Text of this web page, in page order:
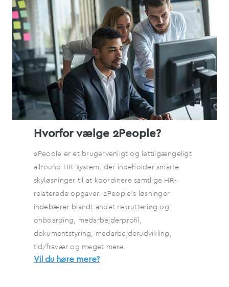
Hvorfor vælge 2People?
2People er et brugervenligt og lettilgængeligt
allround HR-system, der indeholder smarte
skyløsninger til at koordinere samtlige HR-
relaterede opgaver. 2People's løsninger
indebærer blandt andet rekruttering og
onboarding, medarbejderprofil,
dokumentstyring, medarbejderudvikling,
tid/fravær og meget mere.
Vil du høre mere?